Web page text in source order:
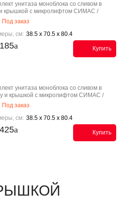
унитаза моноблока со сливом в
крышкой с микролифтом СИМАС /
Ланте / LANTE LA 07 K
Под заказ
см: 38.5 x 70.5 x 80.4
Купить
унитаза моноблока со сливом в
и крышкой с микролифтом СИМАС /
Ланте / LANTE LA 08 K
Под заказ
см: 38.5 x 70.5 x 80.4
Купить